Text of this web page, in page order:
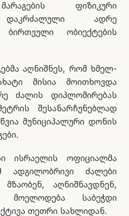
ფიზიკური
დაკრძალული ადრე
ობიექტების
აღნიშნეს, რომ ხმელ-
მისია მოითხოვდა
ძალის დიპლომირებას
შესანარჩუნებლად
მუნიციპალური დონის
ისრაელის ოფიციალმა
ადგილობრივი ძალები
აღნიშნავდნენ,
საბეჭდი
თეთრი სახლიდან.